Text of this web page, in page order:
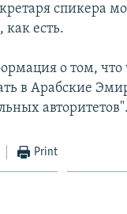
спикера
как есть.
о том,
в Арабские
авторитетов".
Print